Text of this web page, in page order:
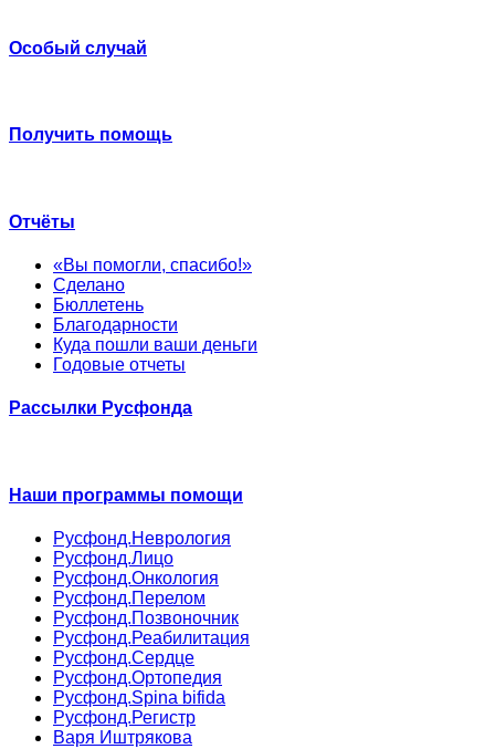
Особый случай
Получить помощь
Отчёты
«Вы помогли, спасибо!»
Сделано
Бюллетень
Благодарности
Куда пошли ваши деньги
Годовые отчеты
Рассылки Русфонда
Наши программы помощи
Русфонд.Неврология
Русфонд.Лицо
Русфонд.Онкология
Русфонд.Перелом
Русфонд.Позвоночник
Русфонд.Реабилитация
Русфонд.Сердце
Русфонд.Ортопедия
Русфонд.Spina bifida
Русфонд.Регистр
Варя Иштрякова